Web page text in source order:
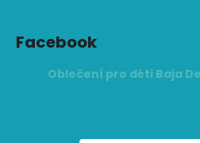
Facebook
Oblečení pro děti Baja